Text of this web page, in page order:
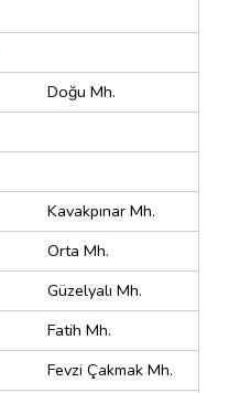
Doğu Mh.
Kavakpınar Mh.
Orta Mh.
Güzelyalı Mh.
Fatih Mh.
Fevzi Çakmak Mh.